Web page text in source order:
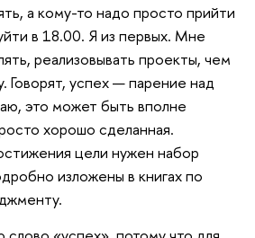
а кому-то надо просто прийти
в 18.00. Я из первых. Мне
реализовывать проекты, чем
Говорят, успех — парение над
это может быть вполне
хорошо сделанная.
цели нужен набор
изложены в книгах по